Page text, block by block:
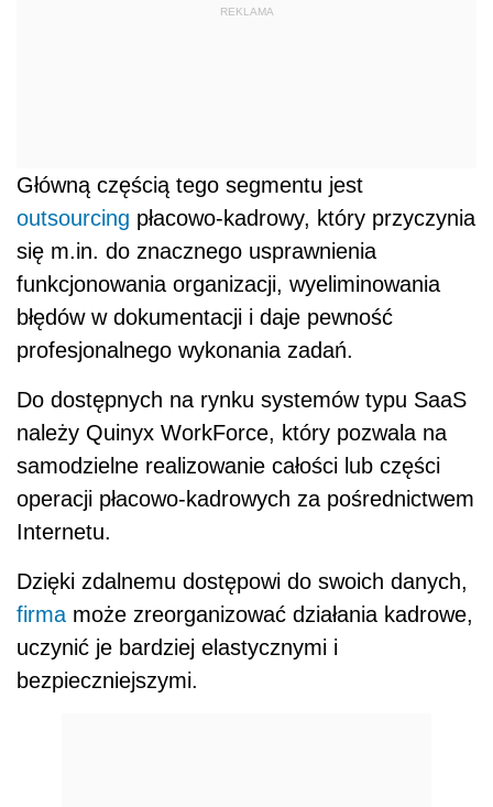
REKLAMA
Główną częścią tego segmentu jest
outsourcing płacowo-kadrowy, który przyczynia
się m.in. do znacznego usprawnienia
funkcjonowania organizacji, wyeliminowania
błędów w dokumentacji i daje pewność
profesjonalnego wykonania zadań.
Do dostępnych na rynku systemów typu SaaS
należy Quinyx WorkForce, który pozwala na
samodzielne realizowanie całości lub części
operacji płacowo-kadrowych za pośrednictwem
Internetu.
Dzięki zdalnemu dostępowi do swoich danych,
firma może zreorganizować działania kadrowe,
uczynić je bardziej elastycznymi i
bezpieczniejszymi.